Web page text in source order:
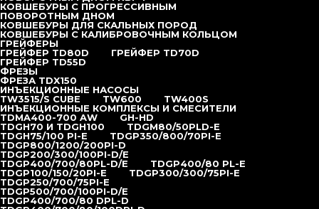
КОВШЕБУРЫ С ПРОГРЕССИВНЫМ
ПОВОРОТНЫМ ДНОМ
КОВШЕБУРЫ ДЛЯ СКАЛЬНЫХ ПОРОД
КОВШЕБУРЫ С КАЛИБРОВОЧНЫМ КОЛЬЦОМ
ГРЕЙФЕРЫ
ГРЕЙФЕР TD80D
ГРЕЙФЕР TD70D
ГРЕЙФЕР TD55D
ФРЕЗЫ
ФРЕЗА TDX150
ИНЪЕКЦИОННЫЕ НАСОСЫ
TW3515/S CUBE
TW600
TW400S
ИНЪЕКЦИОННЫЕ КОМПЛЕКСЫ И СМЕСИТЕЛИ
TDMA400-700 AW
GH-HD
TDGH70 И TDGH100
TDGM80/50PLD-E
TDGH75/100 PI-E
TDGP350/800/70PI-E
TDGP800/1200/200PI-D
TDGP200/300/100PI-D/E
TDGP400/700/80PL-D/E
TDGP400/80 PL-E
TDGP100/150/20PI-E
TDGP300/300/75PI-E
TDGP250/700/75PI-E
TDGP500/700/100PI-D/E
TDGP400/700/80 DPL-D